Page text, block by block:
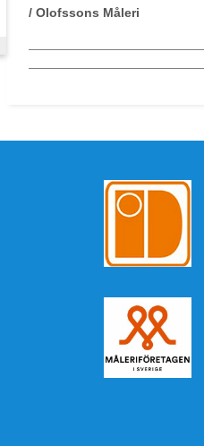
/ Olofssons Måleri